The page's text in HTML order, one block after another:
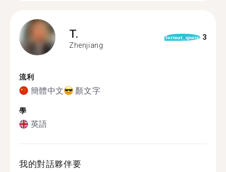
T.
Zhenjiang
format_quote 3
流利
簡體中文 顏文字
學
英語
我的對話夥伴要